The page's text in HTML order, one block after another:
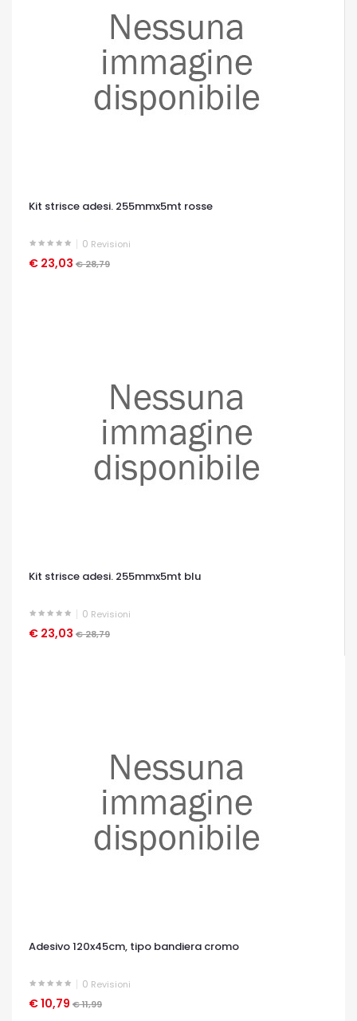
Kit strisce adesi. 255mmx5mt rosse
0 Revisioni
€ 23,03 € 28,79
OCCHIATA VELOCE
Kit strisce adesi. 255mmx5mt blu
0 Revisioni
€ 23,03 € 28,79
OCCHIATA VELOCE
Adesivo 120x45cm, tipo bandiera cromo
0 Revisioni
€ 10,79 € 11,99
OCCHIATA VELOCE